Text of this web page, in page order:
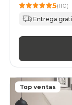
5(110)
Entrega
Top ventas